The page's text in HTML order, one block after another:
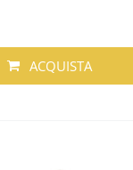
ACQUISTA